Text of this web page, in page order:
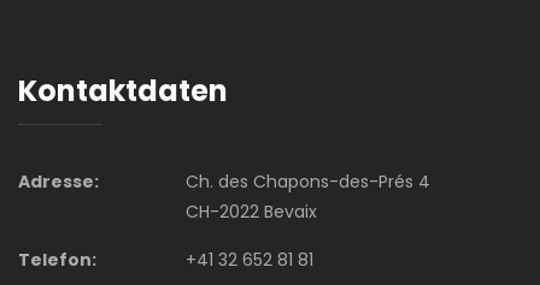
Kontaktdaten
Adresse:
Ch. des Chapons-des-Prés 4
CH-2022 Bevaix
Telefon:
+41 32 652 81 81